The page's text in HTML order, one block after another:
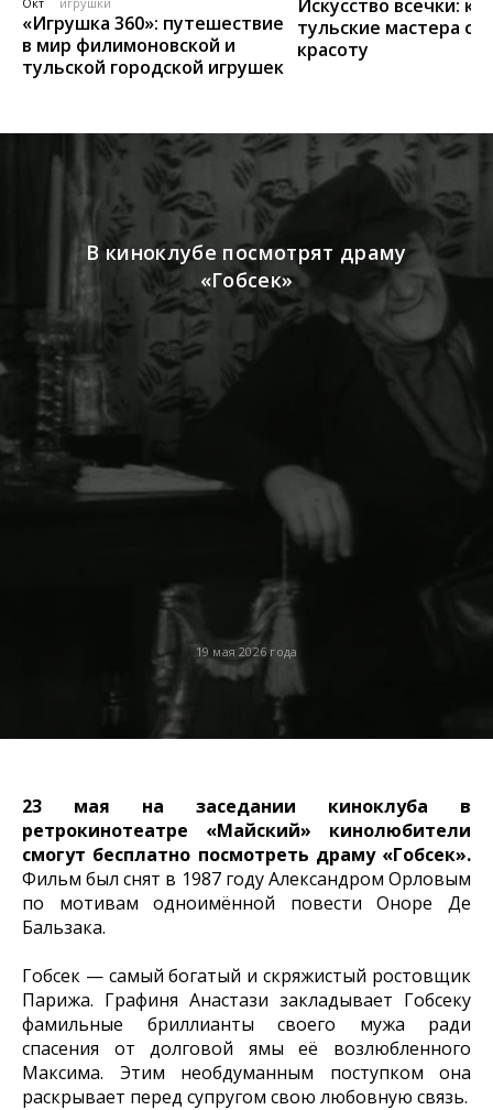
«Игрушка 360»: путешествие
в мир филимоновской и
тульской городской игрушек
Искусство всечки: как
тульские мастера
красоту
19 мая 2026 года
В киноклубе посмотрят драму
«Гобсек»
23 мая на заседании киноклуба в
ретрокинотеатре «Майский» кинолюбители
смогут бесплатно посмотреть драму «Гобсек».
Фильм был снят в 1987 году Александром Орловым
по мотивам одноимённой повести Оноре Де
Бальзака.
Гобсек — самый богатый и скряжистый ростовщик
Парижа. Графиня Анастази закладывает Гобсеку
фамильные бриллианты своего мужа ради
спасения от долговой ямы её возлюбленного
Максима. Этим необдуманным поступком она
раскрывает перед супругом свою любовную связь.